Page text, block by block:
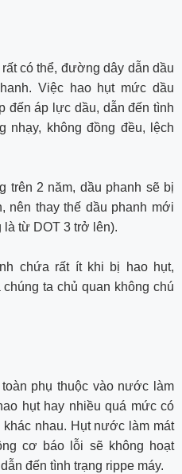
có thể, đường dây dẫn dầu
Việc hao hụt mức dầu
đến áp lực dầu, dẫn đến tình
nhạy, không đồng đều, lệch
2 năm, dầu phanh sẽ bị
nên thay thế dầu phanh mới
từ DOT 3 trở lên).
chứa rất ít khi bị hao hụt,
ta chủ quan không chú
phụ thuộc vào nước làm
hụt hay nhiều quá mức có
nhau. Hụt nước làm mát
cơ báo lỗi sẽ không hoạt
đến tình trạng rippe máy.